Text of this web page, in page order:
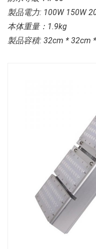
製品電力: 100W 150W
本体重量：1.9kg
製品容積: 32cm * 32cm